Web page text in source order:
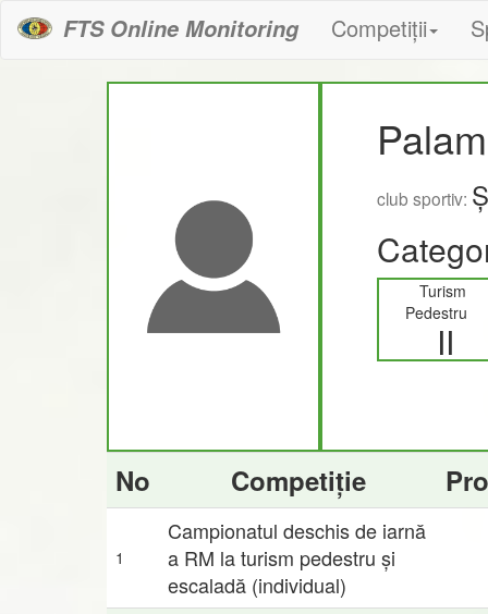
FTS Online Monitoring Competiții
club sportiv:
Turism
Pedestru
II
No Competiție
1
Campionatul deschis de iarnă
a RM la turism pedestru și
escaladă (individual)